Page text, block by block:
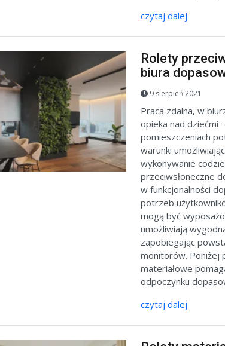
czytaj dalej
Rolety
biura
9 sierpień 2021
Praca zdalna, w
opieka nad dziećmi
pomieszczeniach
warunki
wykonywanie
przeciwsłoneczne
w funkcjonalności
potrzeb
mogą być
umożliwiają
zapobiegając
monitorów. Poniżej
materiałowe
odpoczynku
czytaj dalej